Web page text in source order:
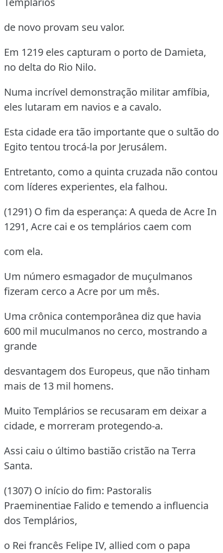
de novo provam seu valor.
Em 1219 eles capturam o porto de Damieta,
no delta do Rio Nilo.
Numa incrível demonstração militar amfíbia,
eles lutaram em navios e a cavalo.
Esta cidade era tão importante que o sultão do
Egito tentou trocá-la por Jerusálem.
Entretanto, como a quinta cruzada não contou
com líderes experientes, ela falhou.
(1291) O fim da esperança: A queda de Acre In
1291, Acre cai e os templários caem com
com ela.
Um número esmagador de muçulmanos
fizeram cerco a Acre por um mês.
Uma crônica contemporânea diz que havia
600 mil muculmanos no cerco, mostrando a
grande
desvantagem dos Europeus, que não tinham
mais de 13 mil homens.
Muito Templários se recusaram em deixar a
cidade, e morreram protegendo-a.
Assi caiu o último bastião cristão na Terra
Santa.
(1307) O início do fim: Pastoralis
Praeminentiae Falido e temendo a influencia
dos Templários,
o Rei francês Felipe IV, allied com o papa